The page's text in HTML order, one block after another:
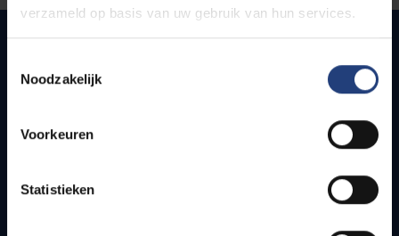
verzameld op basis van uw gebruik van hun services.
Noodzakelijk
Voorkeuren
Statistieken
Snel naar
Bereikbaarheid